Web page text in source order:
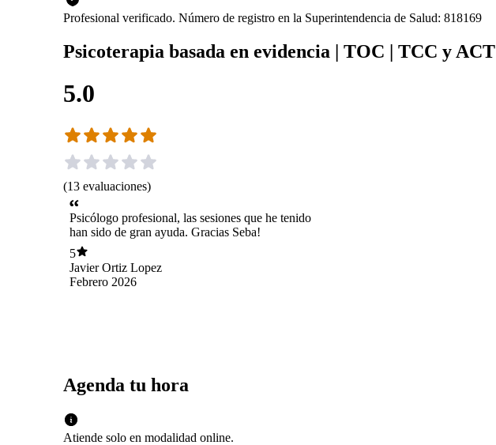
Profesional verificado. Número de registro en la Superintendencia de Salud: 818169
Psicoterapia basada en evidencia | TOC | TCC y ACT
5.0
(13 evaluaciones)
Psicólogo profesional, las sesiones que he tenido
han sido de gran ayuda. Gracias Seba!
5
Javier Ortiz Lopez
Febrero 2026
Agenda tu hora
Atiende solo en modalidad online.